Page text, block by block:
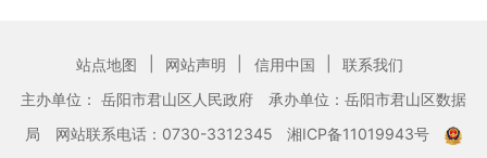
站点地图 网站声明 信用中国
联系我们
主办单位： 岳阳市君山区人民政府
承办单位：岳阳市君山区数据
局
网站联系电话：0730-3312345
湘ICP备11019943号